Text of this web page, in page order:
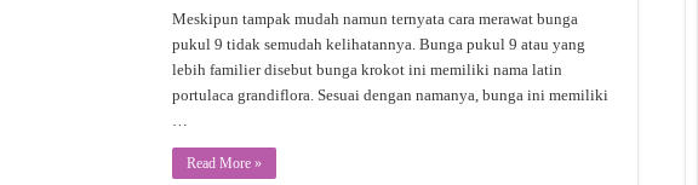
Meskipun tampak mudah namun ternyata cara merawat bunga
pukul 9 tidak semudah kelihatannya. Bunga pukul 9 atau yang
lebih familier disebut bunga krokot ini memiliki nama latin
portulaca grandiflora. Sesuai dengan namanya, bunga ini memiliki
Read More »